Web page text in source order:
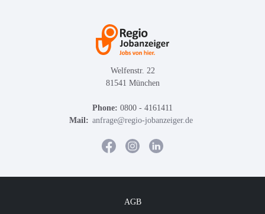
Welfenstr. 22
81541 München
Phone: 0800 - 4161411
Mail: anfrage@regio-jobanzeiger.de
AGB